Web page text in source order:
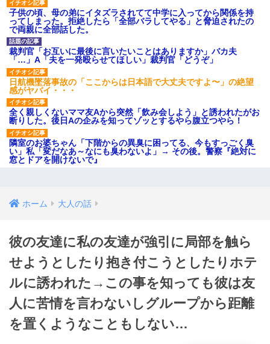
子供の頃、母の弟にイタズラされてて中学に入ってから関係を持
ってしまった。拒絶したら「全部バラしてやる」と脅迫されたの
で両親に全部話した。
裁判官「お互いに最後に言いたいことはありますか」バカ夫
「…」A「夫を一発殴らせてほしい」裁判官「どうぞ」
日航機墜落事故の「ここからは日本語で大丈夫ですよ〜」の絶望
感がヤバイ・・・
全く親しくないママ友Aから突然「飲み会しよう」と誘われたがお
断りした。後日Aの企みを知ってゾッとするやら腹立つやら！
隣室のお婆ちゃん「下階からの異臭に困ってる、今もすっごく臭
い」私「変だなあ～なにも臭わないよ」→ その後。警察『絶対に
窓とドアを開けないで』
ホーム 大人の話
彼の友達に私の友達が強引に局部を触ら
せようとしたり抱き付こうとしたりホテ
ルに誘われた→この事を知っても彼は友
人に苦情を言わないしグループから距離
を置くようなこともしない…